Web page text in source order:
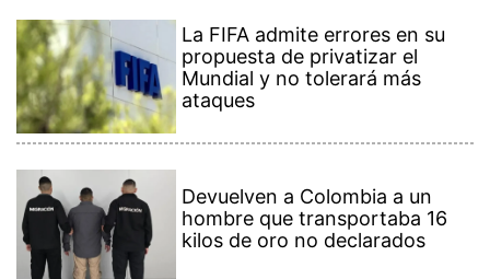
La FIFA admite errores en su
propuesta de privatizar el
Mundial y no tolerará más
ataques
Devuelven a Colombia a un
hombre que transportaba 16
kilos de oro no declarados